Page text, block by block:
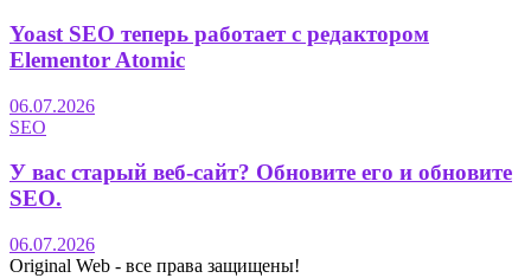
Yoast SEO теперь работает с редактором
Elementor Atomic
06.07.2026
SEO
У вас старый веб-сайт? Обновите его и обновите
SEO.
06.07.2026
Original Web - все права защищены!